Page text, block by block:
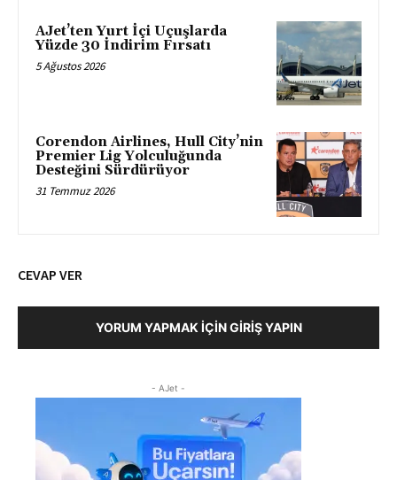
AJet’ten Yurt İçi Uçuşlarda
Yüzde 30 İndirim Fırsatı
5 Ağustos 2026
Corendon Airlines, Hull City’nin
Premier Lig Yolculuğunda
Desteğini Sürdürüyor
31 Temmuz 2026
CEVAP VER
YORUM YAPMAK İÇIN GIRIŞ YAPIN
- AJet -